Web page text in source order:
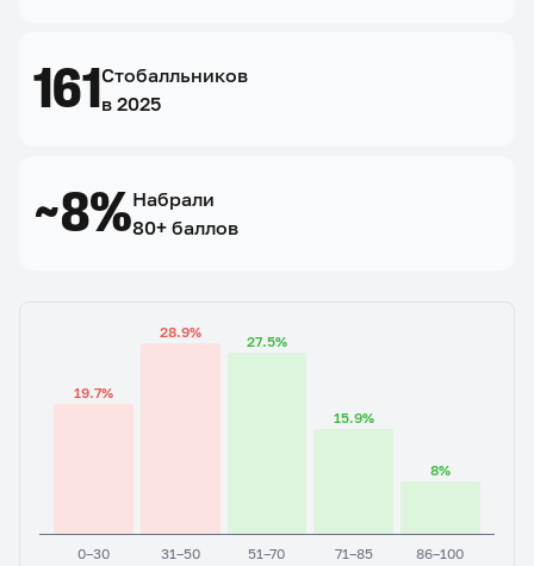
~8%Набрали
80+ баллов
161Стобалльников
в 2025
19.7%
0–30
28.9%
31–50
27.5%
51–70
15.9%
71–85
8%
86–100